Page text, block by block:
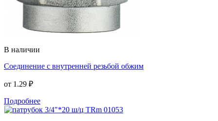
В наличии
Соединение с внутренней резьбой обжим
от 1.29 ₽
Подробнее